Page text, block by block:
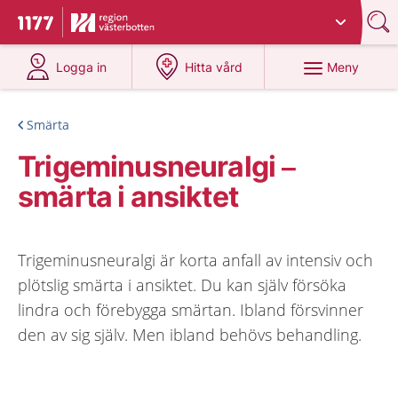
Till startsidan för 1177
Du har valt region
Logga in
på 1177.se
Hitta vård
på 1177.se
Meny
Smärta
Trigeminusneuralgi –
smärta i ansiktet
Trigeminusneuralgi är korta anfall av intensiv och
plötslig smärta i ansiktet. Du kan själv försöka
lindra och förebygga smärtan. Ibland försvinner
den av sig själv. Men ibland behövs behandling.